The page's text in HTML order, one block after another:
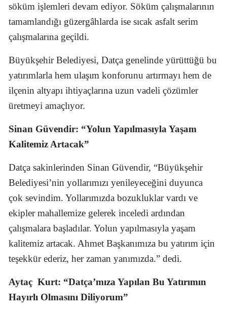
söküm işlemleri devam ediyor. Söküm çalışmalarının
tamamlandığı güzergâhlarda ise sıcak asfalt serim
çalışmalarına geçildi.
Büyükşehir Belediyesi, Datça genelinde yürüttüğü bu
yatırımlarla hem ulaşım konforunu artırmayı hem de
ilçenin altyapı ihtiyaçlarına uzun vadeli çözümler
üretmeyi amaçlıyor.
Sinan Güvendir: “Yolun Yapılmasıyla Yaşam
Kalitemiz Artacak”
Datça sakinlerinden Sinan Güvendir, “Büyükşehir
Belediyesi’nin yollarımızı yenileyeceğini duyunca
çok sevindim. Yollarımızda bozukluklar vardı ve
ekipler mahallemize gelerek inceledi ardından
çalışmalara başladılar. Yolun yapılmasıyla yaşam
kalitemiz artacak. Ahmet Başkanımıza bu yatırım için
teşekkür ederiz, her zaman yanımızda.” dedi.
Aytaç Kurt: “Datça’mıza Yapılan Bu Yatırımın
Hayırlı Olmasını Diliyorum”